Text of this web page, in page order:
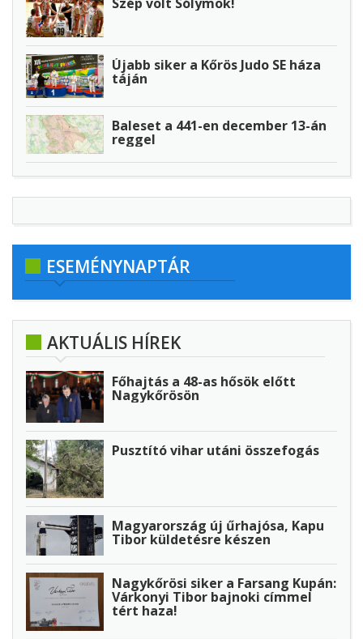
Újabb siker a Kőrös Judo SE háza
táján
Baleset a 441-en december 13-án
reggel
ESEMÉNYNAPTÁR
AKTUÁLIS HÍREK
Főhajtás a 48-as hősök előtt
Nagykőrösön
Pusztító vihar utáni összefogás
Magyarország új űrhajósa, Kapu
Tibor küldetésre készen
Nagykőrösi siker a Farsang Kupán:
Várkonyi Tibor bajnoki címmel
tért haza!